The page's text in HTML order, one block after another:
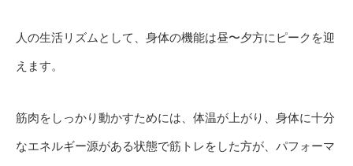
人の生活リズムとして、身体の機能は昼〜夕方にピークを迎
えます。
筋肉をしっかり動かすためには、体温が上がり、身体に十分
なエネルギー源がある状態で筋トレをした方が、パフォーマ